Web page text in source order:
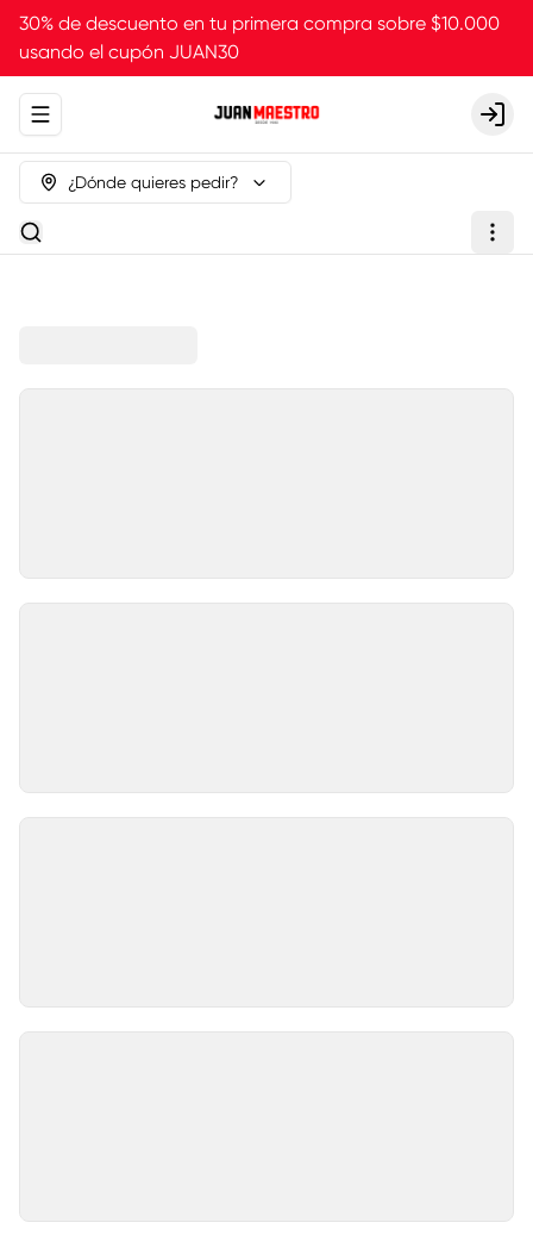
30% de descuento en tu primera compra sobre $10.000
usando el cupón JUAN30
Abrir menu de navegación Login
¿Dónde quieres pedir?